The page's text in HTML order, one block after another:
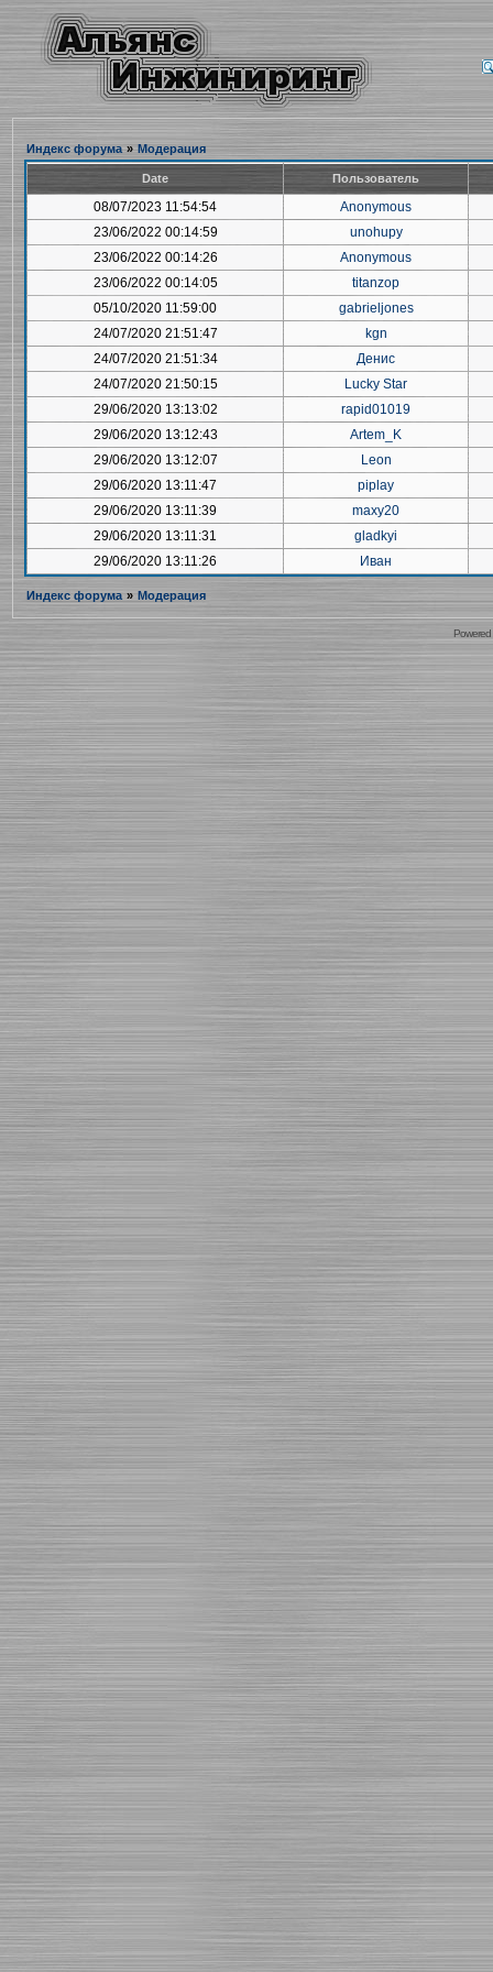
Индекс форума » Модерация
Date Пользователь
08/07/2023 11:54:54
Anonymous
23/06/2022 00:14:59
unohupy
23/06/2022 00:14:26
Anonymous
23/06/2022 00:14:05
titanzop
05/10/2020 11:59:00
gabrieljones
24/07/2020 21:51:47
kgn
24/07/2020 21:51:34
Денис
24/07/2020 21:50:15
Lucky Star
29/06/2020 13:13:02
rapid01019
29/06/2020 13:12:43
Artem_K
29/06/2020 13:12:07
Leon
29/06/2020 13:11:47
piplay
29/06/2020 13:11:39
maxy20
29/06/2020 13:11:31
gladkyi
29/06/2020 13:11:26
Иван
Индекс форума » Модерация